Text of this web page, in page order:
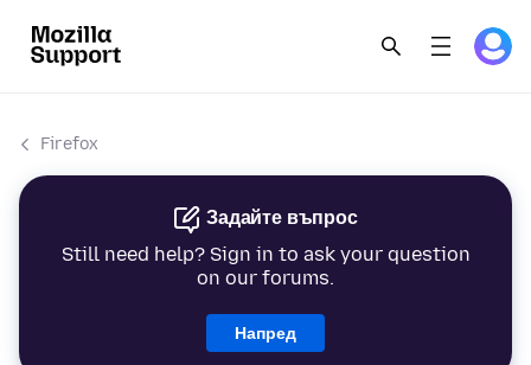
Firefox
Задайте въпрос
Still need help? Sign in to ask your question
on our forums.
Напред